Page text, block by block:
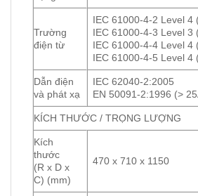
Trường
điện từ
IEC 61000-4-2 Level 4
IEC 61000-4-3 Level 3
IEC 61000-4-4 Level 4
IEC 61000-4-5 Level 4
Dẫn điện
và phát xạ
IEC 62040-2:2005
EN 50091-2:1996 (>
KÍCH THƯỚC / TRỌNG LƯỢNG
Kích
thước
(R x D x
C) (mm)
470 x 710 x 1150